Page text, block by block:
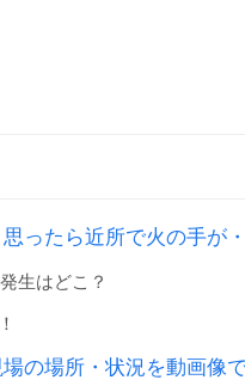
ったら近所で火の手が
生はどこ？
の場所・状況を動画像